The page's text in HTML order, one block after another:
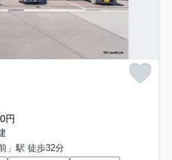
円
」駅 徒歩32分